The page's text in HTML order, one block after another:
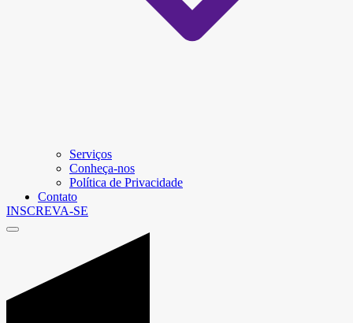
Serviços
Conheça-nos
Política de Privacidade
Contato
INSCREVA-SE